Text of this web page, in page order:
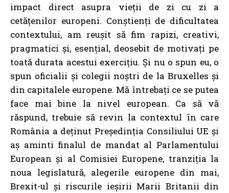
impact direct asupra vieții de zi cu zi a
cetățenilor europeni. Conștienți de dificultatea
contextului, am reușit să fim rapizi, creativi,
pragmatici și, esențial, deosebit de motivați pe
toată durata acestui exercițiu. Și nu o spun eu, o
spun oficialii și colegii noștri de la Bruxelles și
din capitalele europene. Mă întrebați ce se putea
face mai bine la nivel european. Ca să vă
răspund, trebuie să revin la contextul în care
România a deținut Președinția Consiliului UE și
aș aminti finalul de mandat al Parlamentului
European și al Comisiei Europene, tranziția la
noua legislatură, alegerile europene din mai,
Brexit-ul și riscurile ieșirii Marii Britanii din